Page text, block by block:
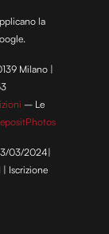
la
Milano |
– Le
03/2024|
| Iscrizione